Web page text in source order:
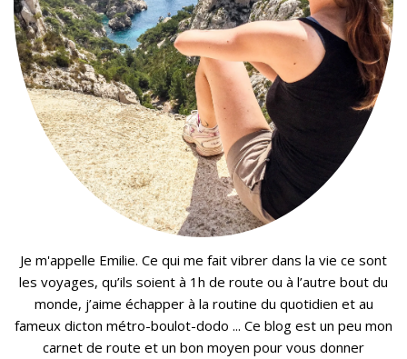
Je m'appelle Emilie. Ce qui me fait vibrer dans la vie ce sont
les voyages, qu’ils soient à 1h de route ou à l’autre bout du
monde, j’aime échapper à la routine du quotidien et au
fameux dicton métro-boulot-dodo ... Ce blog est un peu mon
carnet de route et un bon moyen pour vous donner